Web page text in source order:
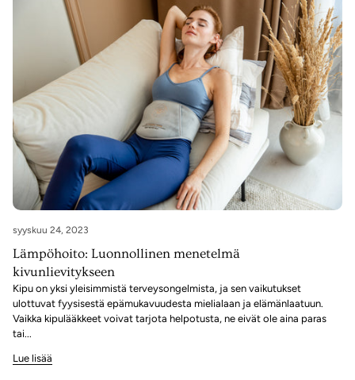
syyskuu 24, 2023
Lämpöhoito: Luonnollinen menetelmä
kivunlievitykseen
Kipu on yksi yleisimmistä terveysongelmista, ja sen vaikutukset
ulottuvat fyysisestä epämukavuudesta mielialaan ja elämänlaatuun.
Vaikka kipulääkkeet voivat tarjota helpotusta, ne eivät ole aina paras
tai...
Lue lisää